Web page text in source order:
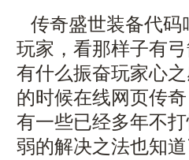
传奇盛世装备代码
玩家，看那样子有
有什么振奋玩家心
的时候在线网页传
有一些已经多年不
弱的解决之法也知